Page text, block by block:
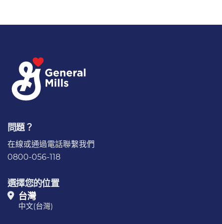
問題？
在線或通過電話聯繫我們
0800-056-118
選擇您的位置
台灣
中文(台灣)